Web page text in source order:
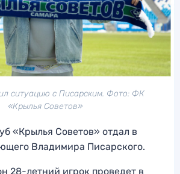
ситуацию с Писарским. Фото: ФК
«Крылья Советов»
«Крылья Советов» отдал в
Владимира Писарского.
28-летний игрок проведет в